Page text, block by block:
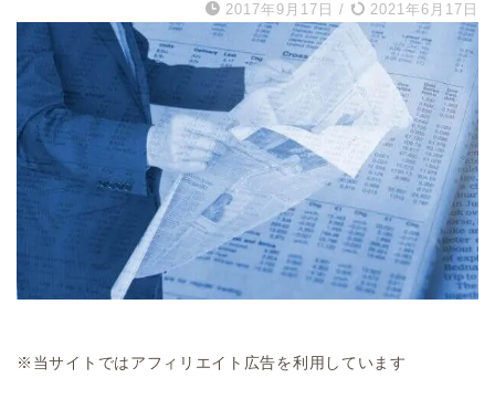
2017年9月17日 / 2021年6月17日
※当サイトではアフィリエイト広告を利用しています